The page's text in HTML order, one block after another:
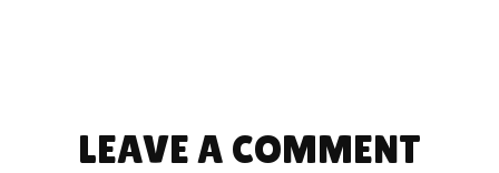
LEAVE A COMMENT